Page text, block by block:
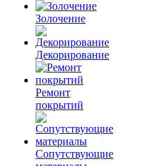
Золочение
Декорирование
Ремонт
покрытий
Сопутствующие